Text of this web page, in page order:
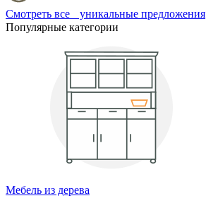
Смотреть все уникальные предложения
Популярные категории
Мебель из дерева